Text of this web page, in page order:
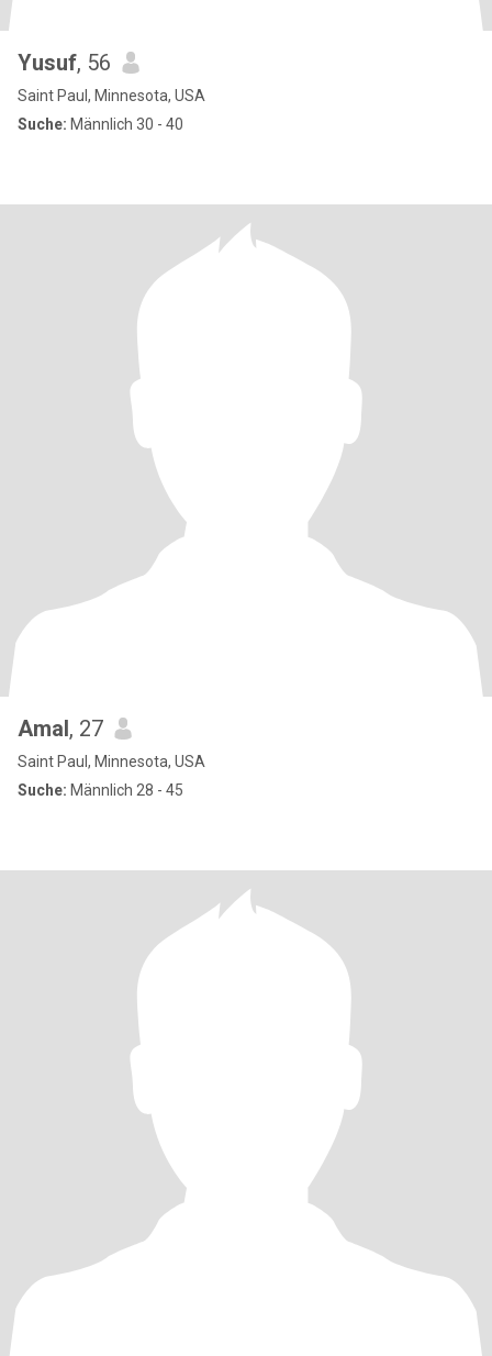
Yusuf, 56
Saint Paul, Minnesota, USA
Suche: Männlich 30 - 40
Amal, 27
Saint Paul, Minnesota, USA
Suche: Männlich 28 - 45